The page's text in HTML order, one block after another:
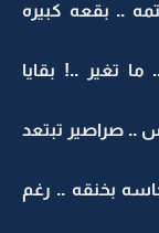
.. بقعه كبيره
تغير ..! بقايا
.. صراصير تبتعد
بخنقه .. رغم